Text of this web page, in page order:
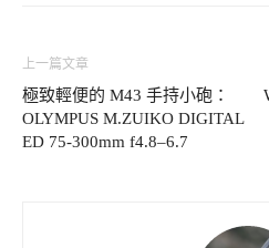
上一篇文章
極致輕便的 M43 手持小砲：
OLYMPUS M.ZUIKO DIGITAL
ED 75-300mm f4.8–6.7